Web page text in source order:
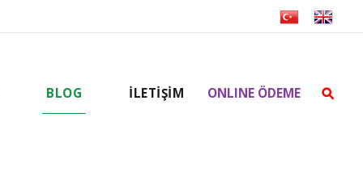
BLOG İLETİŞİM ONLINE ÖDEME